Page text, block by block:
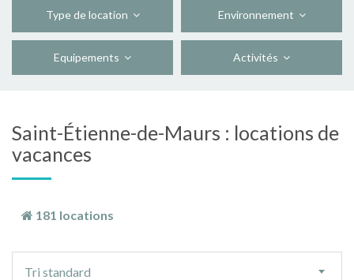
Type de location Environnement
Equipements Activités
Saint-Étienne-de-Maurs : locations de
vacances
181 locations
Tri standard